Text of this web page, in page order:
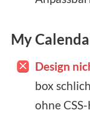
My
Design
box
ohne